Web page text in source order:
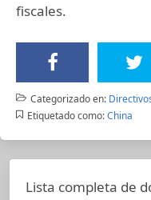
fiscales.
Categorizado en:
Etiquetado como: China
Lista completa de